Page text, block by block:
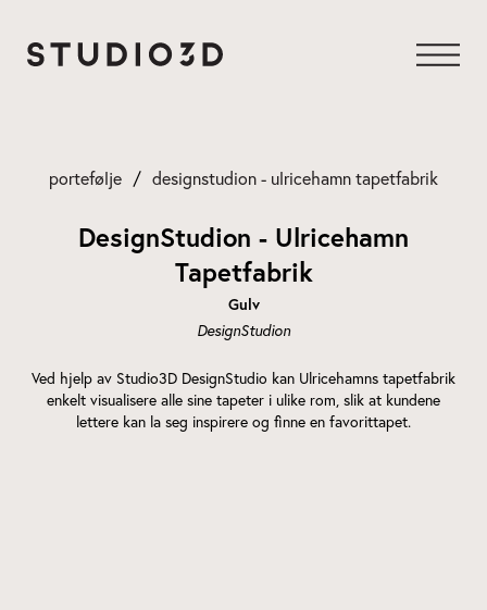
portefølje designstudion - ulricehamn tapetfabrik
DesignStudion - Ulricehamn
Tapetfabrik
Gulv
DesignStudion
Ved hjelp av Studio3D DesignStudio kan Ulricehamns tapetfabrik
enkelt visualisere alle sine tapeter i ulike rom, slik at kundene
lettere kan la seg inspirere og finne en favorittapet.